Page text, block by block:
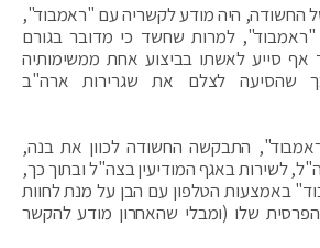
החשודה, היה מודע לקשריה עם "ראמבוד",
למרות שחשד כי מדובר בגורם
אף סייע לאשתו בביצוע אחת ממשימותיה
שהסיעה לצלם את שגרירות ארה"ב
התבקשה החשודה לכוון את בנה,
לשירות באגף המודיעין בצה"ל ובתוך כך,
באמצעות הטלפון עם הבן על מנת לחוות
שלו (ומבלי שהאחרון מודע להקשר